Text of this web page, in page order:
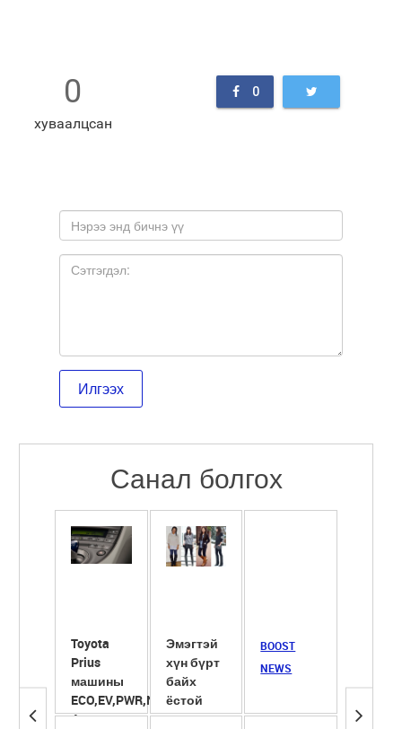
0
хуваалцсан
0
Санал болгох
Toyota
Prius
машины
ECO,EV,PWR,NRL
4 горим
Эмэгтэй
хүн бүрт
байх
ёстой
гутлууд
BOOST
NEWS